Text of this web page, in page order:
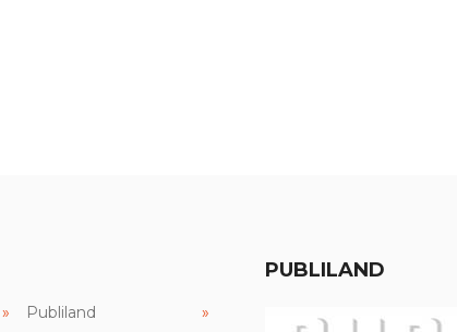
Publiland
PUBLILAND